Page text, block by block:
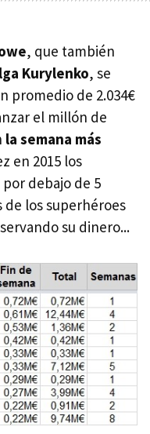
, que también
Kurylenko, se
promedio de 2.034€
el millón de
la semana más
en 2015 los
debajo de 5
de los superhéroes
su dinero...